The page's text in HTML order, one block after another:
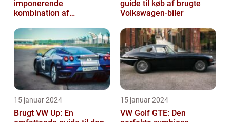
imponerende
kombination af
og komfort
guide til køb af brugte
Volkswagen-biler
15 januar 2024
Brugt VW Up: En
15 januar 2024
VW Golf GTE: Den